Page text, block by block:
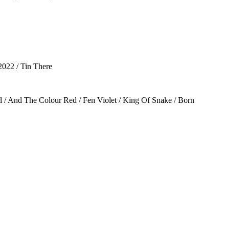
/ Tin There
And The Colour Red / Fen Violet / King Of Snake / Born